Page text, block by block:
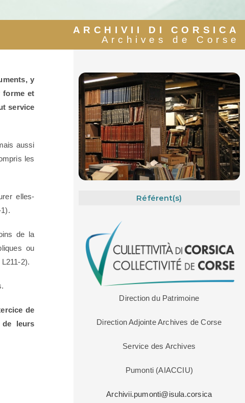
ARCHIVII DI CORSICA
Archives de Corse
y
forme et
service
aussi
les
elles-
de la
ou
2).
de
leurs
Référent(s)
Direction du Patrimoine
Direction Adjointe Archives de Corse
Service des Archives
Pumonti (AIACCIU)
Archivii.pumonti@isula.corsica